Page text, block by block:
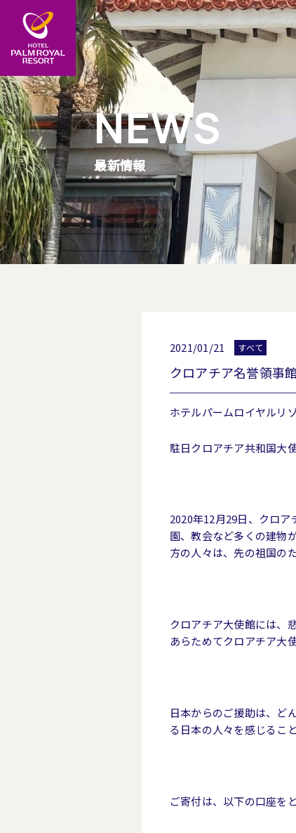
NEWS
最新情報
2021/01/21 すべて
クロアチア名誉領事
ホテルパームロイヤルリ
駐日クロアチア共和国大
2020年12月29日、クロ
園、教会など多くの建物
方の人々は、先の祖国の
クロアチア大使館には、
あらためてクロアチア大
日本からのご援助は、ど
る日本の人々を感じるこ
ご寄付は、以下の口座を